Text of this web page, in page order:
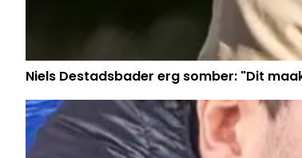
Niels Destadsbader erg somber: "Dit